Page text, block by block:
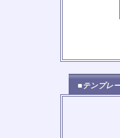
■テンプレ